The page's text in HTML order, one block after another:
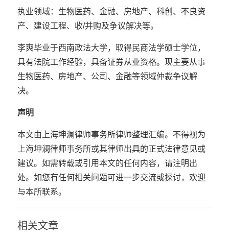
执业领域：生物医药、金融、房地产、科创、不良资
产、建设工程、收/并购及争议解决等。
李爽毕业于西南政法大学，取得民商法学硕士学位，
具有法院工作经验，具备证券从业资格。现主要从事
生物医药、房地产、公司、金融等领域仲裁争议解
决。
声明
本文由上海坤澜律师事务所律师整理汇编。不得视为
上海坤澜律师事务所或其律师出具的正式法律意见或
建议。如需转载或引用本文的任何内容，请注明出
处。如您有任何相关问题可进一步交流或探讨，欢迎
与本所联系。
相关文章